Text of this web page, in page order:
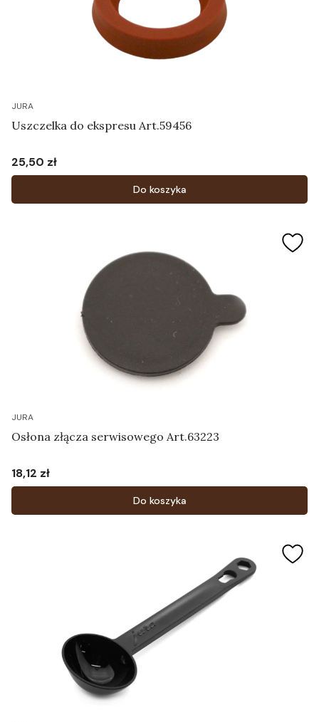
JURA
Uszczelka do ekspresu Art.59456
Cena
25,50 zł
Do koszyka
JURA
Osłona złącza serwisowego Art.63223
Cena
18,12 zł
Do koszyka